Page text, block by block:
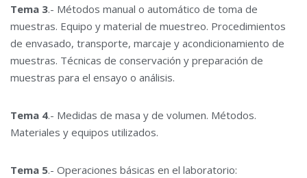
Tema 3.- Métodos manual o automático de toma de
muestras. Equipo y material de muestreo. Procedimientos
de envasado, transporte, marcaje y acondicionamiento de
muestras. Técnicas de conservación y preparación de
muestras para el ensayo o análisis.
Tema 4.- Medidas de masa y de volumen. Métodos.
Materiales y equipos utilizados.
Tema 5.- Operaciones básicas en el laboratorio: